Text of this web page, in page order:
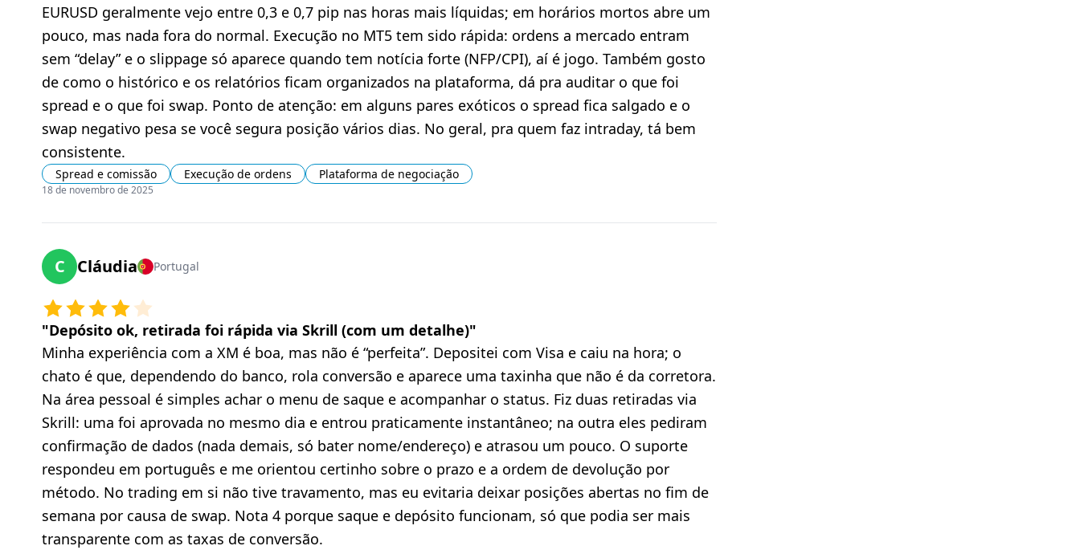
EURUSD geralmente vejo entre 0,3 e 0,7 pip nas horas mais líquidas; em horários mortos abre um
pouco, mas nada fora do normal. Execução no MT5 tem sido rápida: ordens a mercado entram
sem “delay” e o slippage só aparece quando tem notícia forte (NFP/CPI), aí é jogo. Também gosto
de como o histórico e os relatórios ficam organizados na plataforma, dá pra auditar o que foi
spread e o que foi swap. Ponto de atenção: em alguns pares exóticos o spread fica salgado e o
swap negativo pesa se você segura posição vários dias. No geral, pra quem faz intraday, tá bem
consistente.
Spread e comissão Execução de ordens Plataforma de negociação
18 de novembro de 2025
C Cláudia Portugal
" Depósito ok, retirada foi rápida via Skrill (com um detalhe)"
Minha experiência com a XM é boa, mas não é “perfeita”. Depositei com Visa e caiu na hora; o
chato é que, dependendo do banco, rola conversão e aparece uma taxinha que não é da corretora.
Na área pessoal é simples achar o menu de saque e acompanhar o status. Fiz duas retiradas via
Skrill: uma foi aprovada no mesmo dia e entrou praticamente instantâneo; na outra eles pediram
confirmação de dados (nada demais, só bater nome/endereço) e atrasou um pouco. O suporte
respondeu em português e me orientou certinho sobre o prazo e a ordem de devolução por
método. No trading em si não tive travamento, mas eu evitaria deixar posições abertas no fim de
semana por causa de swap. Nota 4 porque saque e depósito funcionam, só que podia ser mais
transparente com as taxas de conversão.